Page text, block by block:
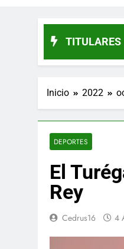
TITULARES
Prádena
21 Horas Atrás
Inicio 2022
DEPORTES
El
Rey
Cedrus16 4